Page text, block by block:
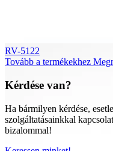
RV-5122
Tovább a termékekhez
Kérdése van?
Ha bármilyen kérdése,
szolgáltatásainkkal
bizalommal!